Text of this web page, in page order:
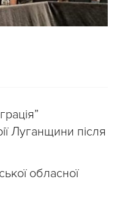
Луганщини після
обласної